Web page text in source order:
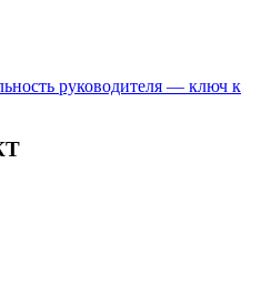
руководителя — ключ к